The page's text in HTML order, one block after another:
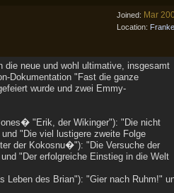
Joined: Mar
Location:
neue und wohl ultimative, insgesamt
Dokumentation "Fast die ganze
wurde und zwei Emmy-
"Erik, der Wikinger"): "Die nicht
"Die viel lustigere zweite Folge
der Kokosnu�"): "Die Versuche der
"Der erfolgreiche Einstieg in die Welt
Leben des Brian"): "Gier nach Ruhm!"